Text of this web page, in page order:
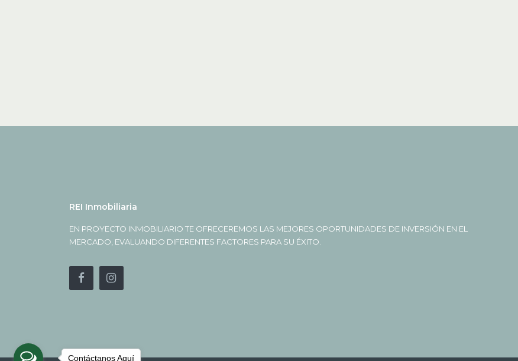
REI Inmobiliaria
EN PROYECTO INMOBILIARIO TE OFRECEREMOS LAS MEJORES OPORTUNIDADES DE INVERSIÓN EN EL
MERCADO, EVALUANDO DIFERENTES FACTORES PARA SU ÉXITO.
Contáctanos Aquí